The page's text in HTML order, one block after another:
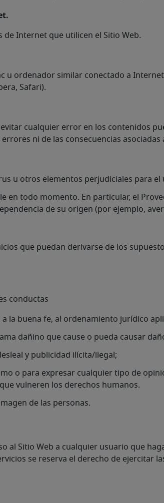
de Internet que utilicen el Sitio Web.
u ordenador similar conectado a
Safari).
cualquier error en los contenidos
ni de las consecuencias
u otros elementos perjudiciales para
en todo momento. En particular, el
de su origen (por ejemplo,
que puedan derivarse de los
conductas
la buena fe, al ordenamiento jurídico
dañino que cause o pueda causar
y publicidad ilícita/ilegal;
o para expresar cualquier tipo de
vulneren los derechos humanos.
de las personas.
al Sitio Web a cualquier usuario que
se reserva el derecho de ejercitar